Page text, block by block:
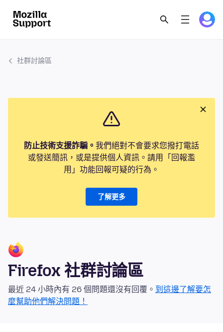
社群討論區
防止技術支援詐騙。 我們絕對不會要求您撥打電話
或發送簡訊，或是提供個人資訊。請用「回報濫
用」功能回報可疑的行為。
了解更多
Firefox 社群討論區
最近 24 小時內有 26 個問題還沒有回覆。 到這邊了解要怎
麼幫助他們解決問題！